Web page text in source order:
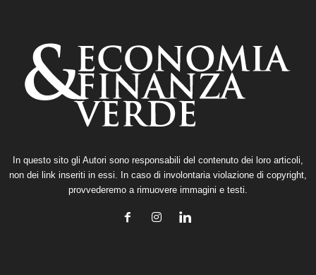
In questo sito gli Autori sono responsabili del contenuto dei loro articoli,
non dei link inseriti in essi. In caso di involontaria violazione di copyright,
provvederemo a rimuovere immagini e testi.